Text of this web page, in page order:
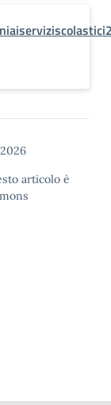
articolo è